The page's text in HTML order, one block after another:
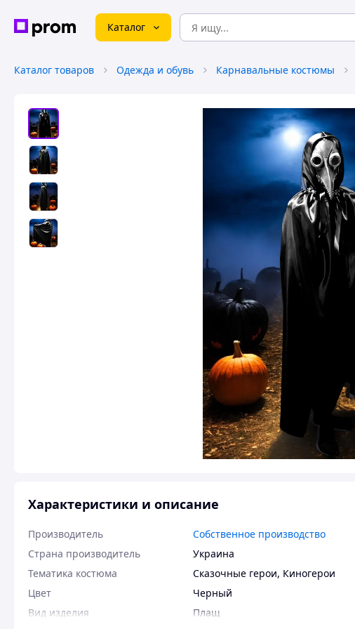
Каталог
Каталог товаров Одежда и обувь Карнавальные костюмы
Характеристики и описание
Производитель
Собственное производство
Страна производитель
Украина
Тематика костюма
Сказочные герои, Киногерои
Цвет
Черный
Вид изделия
Плащ